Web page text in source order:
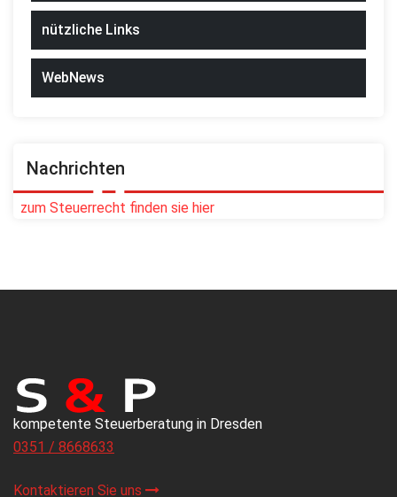
nützliche Links
WebNews
Nachrichten
zum Steuerrecht finden sie hier
kompetente Steuerberatung in Dresden
0351 / 8668633
Kontaktieren Sie uns